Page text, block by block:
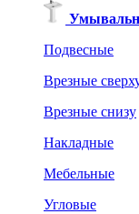
Подвесные
Врезные
Врезные снизу
Накладные
Мебельные
Угловые